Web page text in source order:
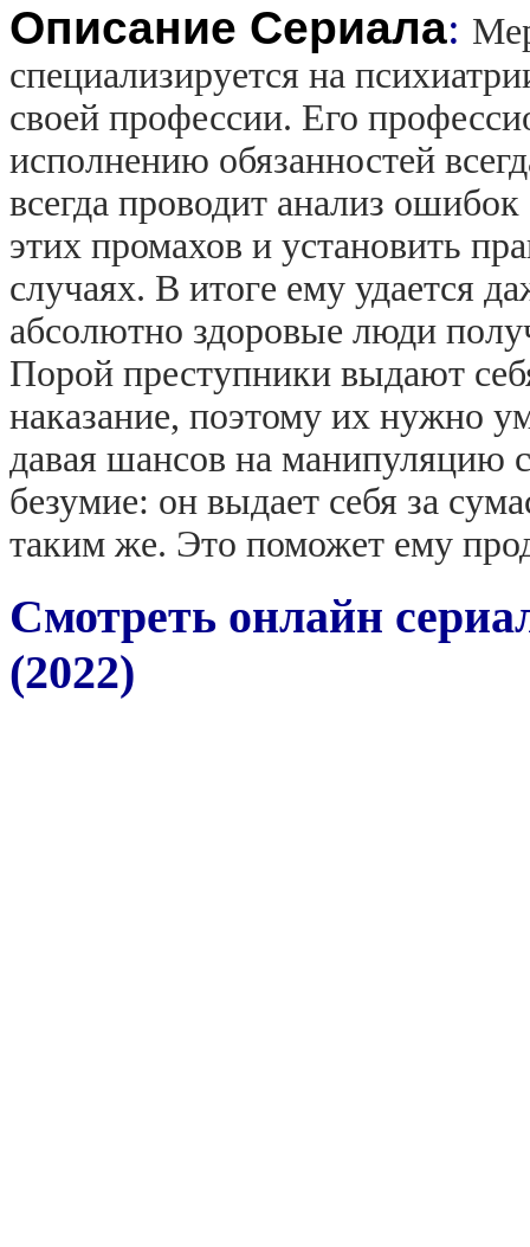
Описание Сериала:
специализируется на
своей профессии. Его
исполнению обязанностей
всегда проводит анализ
этих промахов и установить
случаях. В итоге ему удается
абсолютно здоровые люди
Порой преступники выдают
наказание, поэтому их нужно
давая шансов на манипуляцию
безумие: он выдает себя за
таким же. Это поможет ему
Смотреть онлайн
(2022)